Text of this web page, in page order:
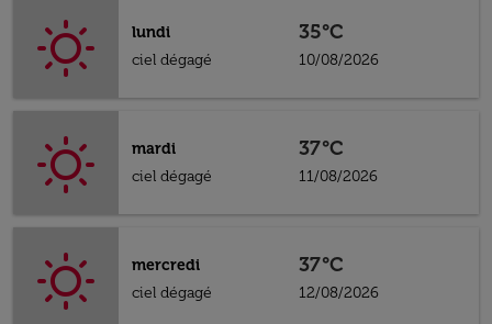
lundi
ciel dégagé
35°C
10/08/2026
mardi
ciel dégagé
37°C
11/08/2026
mercredi
ciel dégagé
37°C
12/08/2026